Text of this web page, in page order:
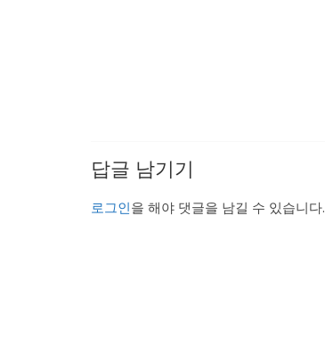
답글 남기기
로그인을 해야 댓글을 남길 수 있습니다.